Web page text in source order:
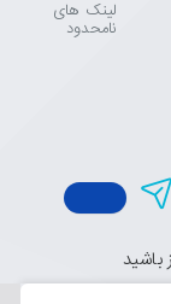
لینک های
نامحدود
باشید